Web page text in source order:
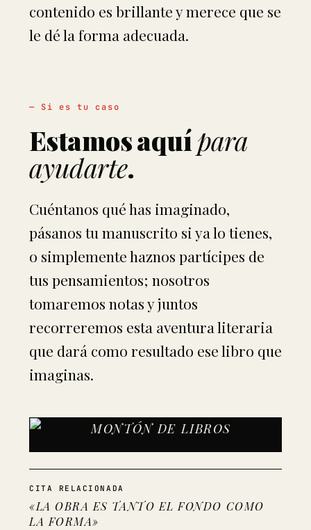
contenido es brillante y merece que se
le dé la forma adecuada.
— Si es tu caso
Estamos aquípara
ayudarte.
Cuéntanos qué has imaginado,
pásanos tu manuscrito si ya lo tienes,
o simplemente haznos partícipes de
tus pensamientos; nosotros
tomaremos notas y juntos
recorreremos esta aventura literaria
que dará como resultado ese libro que
imaginas.
CITA RELACIONADA
«LA OBRA ES TANTO EL FONDO COMO
LA FORMA»